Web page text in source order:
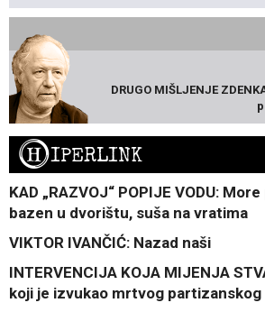
DRUGO MIŠLJENJE
HIPERLINK
KAD „RAZVOJ“ POPIJE VODU:
bazen u dvorištu, suša na vratima
VIKTOR IVANČIĆ: Nazad naši
INTERVENCIJA KOJA MIJENJA
koji je izvukao mrtvog